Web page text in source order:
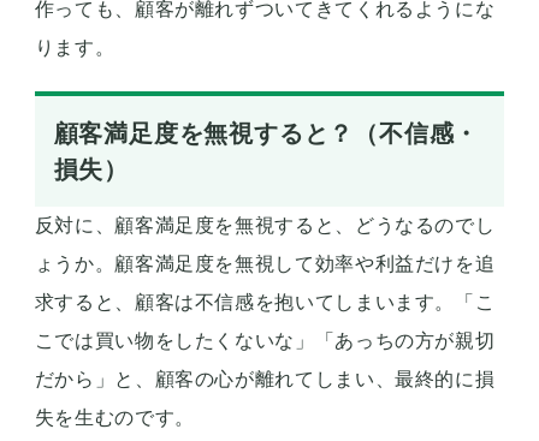
作っても、顧客が離れずついてきてくれるようにな
ります。
顧客満足度を無視すると？（不信感・
損失）
反対に、顧客満足度を無視すると、どうなるのでし
ょうか。顧客満足度を無視して効率や利益だけを追
求すると、顧客は不信感を抱いてしまいます。「こ
こでは買い物をしたくないな」「あっちの方が親切
だから」と、顧客の心が離れてしまい、最終的に損
失を生むのです。